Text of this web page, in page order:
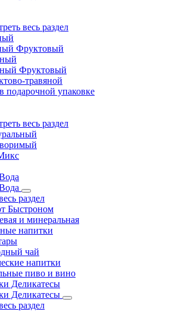
весь раздел
Фруктовый
Фруктовый
травяной
подарочной упаковке
весь раздел
раздел
Быстроном
и минеральная
напитки
чай
напитки
пиво и вино
Деликатесы
Деликатесы
раздел